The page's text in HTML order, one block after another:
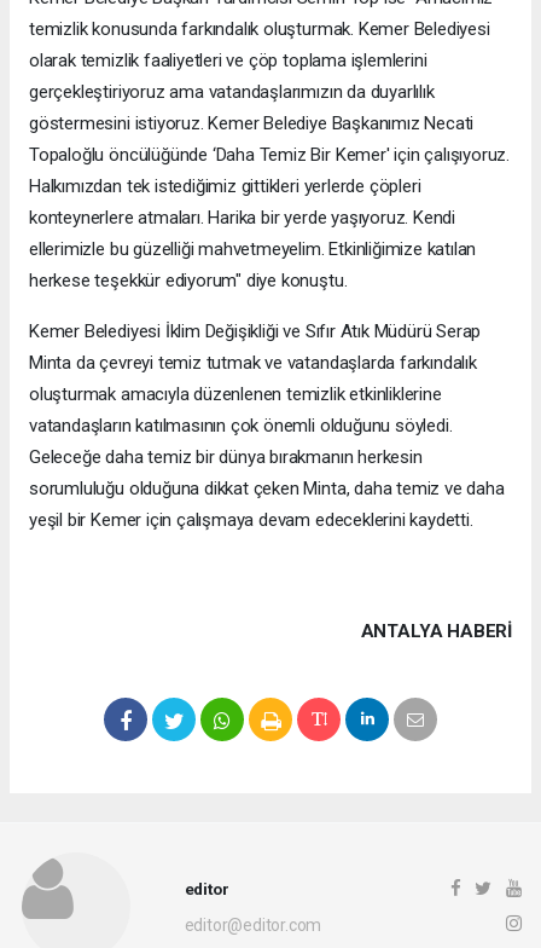
temizlik konusunda farkındalık oluşturmak. Kemer Belediyesi
olarak temizlik faaliyetleri ve çöp toplama işlemlerini
gerçekleştiriyoruz ama vatandaşlarımızın da duyarlılık
göstermesini istiyoruz. Kemer Belediye Başkanımız Necati
Topaloğlu öncülüğünde ‘Daha Temiz Bir Kemer' için çalışıyoruz.
Halkımızdan tek istediğimiz gittikleri yerlerde çöpleri
konteynerlere atmaları. Harika bir yerde yaşıyoruz. Kendi
ellerimizle bu güzelliği mahvetmeyelim. Etkinliğimize katılan
herkese teşekkür ediyorum" diye konuştu.
Kemer Belediyesi İklim Değişikliği ve Sıfır Atık Müdürü Serap
Minta da çevreyi temiz tutmak ve vatandaşlarda farkındalık
oluşturmak amacıyla düzenlenen temizlik etkinliklerine
vatandaşların katılmasının çok önemli olduğunu söyledi.
Geleceğe daha temiz bir dünya bırakmanın herkesin
sorumluluğu olduğuna dikkat çeken Minta, daha temiz ve daha
yeşil bir Kemer için çalışmaya devam edeceklerini kaydetti.
ANTALYA HABERİ
editor
editor@editor.com